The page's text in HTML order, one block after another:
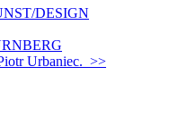
DESIGN
Urbaniec. >>